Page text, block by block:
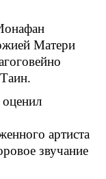
Матери
артиста
звучание